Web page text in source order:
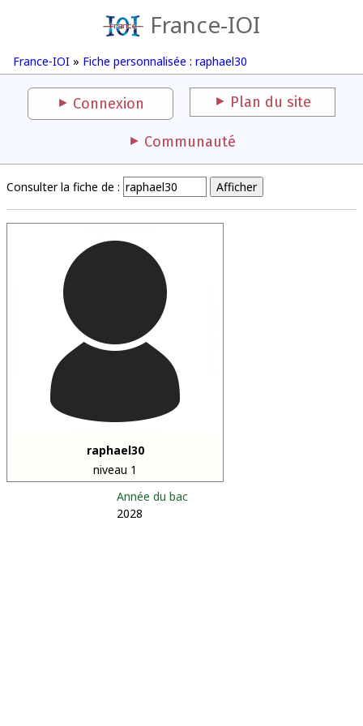
France-IOI
France-IOI » Fiche personnalisée : raphael30
Connexion Plan du site
Communauté
Consulter la fiche de :
raphael30
niveau 1
Année du bac
2028